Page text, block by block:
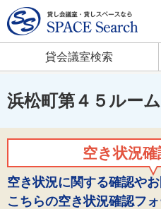
貸会議室検索
浜松町第４５ルーム
空き状況
空き状況に関する確認やお
こちらの空き状況確認フ